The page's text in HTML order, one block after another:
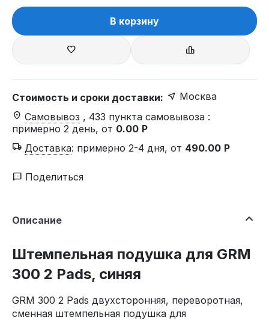
В корзину
Стоимость и сроки доставки:
Москва
Самовывоз , 433 пункта самовывоза :
примерно 2 день, от 0.00 Р
Доставка: примерно 2-4 дня, от 490.00 Р
Поделиться
Описание
Штемпельная подушка для GRM
300 2 Pads, синяя
GRM 300 2 Pads двухсторонняя, переворотная,
сменная штемпельная подушка для